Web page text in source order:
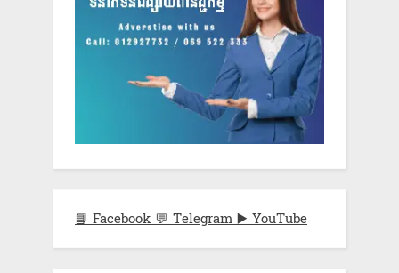
📘 Facebook💬 Telegram▶️ YouTube